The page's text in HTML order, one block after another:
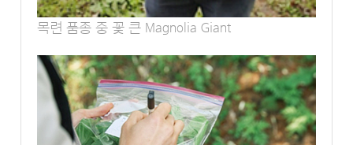
목련 품종 중 꽃 큰 Magnolia Giant